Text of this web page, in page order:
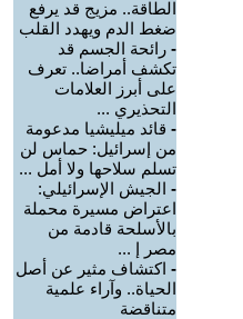
الطاقة.. مزيج قد يرفع
ضغط الدم ويهدد القلب
- رائحة الجسم قد
تكشف أمراضا.. تعرف
على أبرز العلامات
التحذيري ...
- قائد ميليشيا مدعومة
من إسرائيل: حماس لن
تسلم سلاحها ولا أمل ...
- الجيش الإسرائيلي:
اعتراض مسيرة محملة
بالأسلحة قادمة من
مصر إ ...
- اكتشاف مثير عن أصل
الحياة.. وآراء علمية
متناقضة